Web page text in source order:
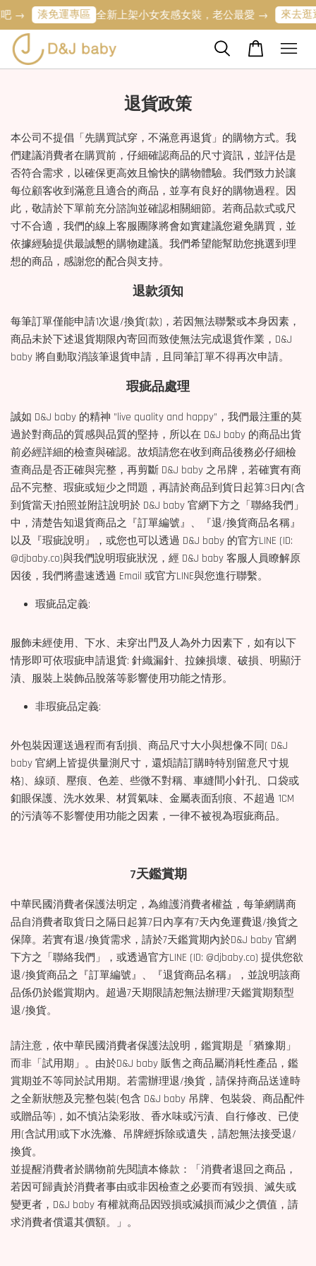
→ 湊免運專區 全新上架小女友感女裝，老公最愛 → 來去逛逛
退貨政策
本公司不提倡「先購買試穿，不滿意再退貨」的購物方式。我
們建議消費者在購買前，仔細確認商品的尺寸資訊，並評估是
否符合需求，以確保更高效且愉快的購物體驗。我們致力於讓
每位顧客收到滿意且適合的商品，並享有良好的購物過程。因
此，敬請於下單前充分諮詢並確認相關細節。若商品款式或尺
寸不合適，我們的線上客服團隊將會如實建議您避免購買，並
依據經驗提供最誠懇的購物建議。我們希望能幫助您挑選到理
想的商品，感謝您的配合與支持。
退款須知
每筆訂單僅能申請1次退/換貨(款)，若因無法聯繫或本身因素，
商品未於下述退貨期限內寄回而致使無法完成退貨作業，D&J
baby 將自動取消該筆退貨申請，且同筆訂單不得再次申請。
瑕疵品處理
誠如 D&J baby 的精神 ”live quality and happy”，我們最注重的莫
過於對商品的質感與品質的堅持，所以在 D&J baby 的商品出貨
前必經詳細的檢查與確認。故煩請您在收到商品後務必仔細檢
查商品是否正確與完整，再剪斷 D&J baby 之吊牌，若確實有商
品不完整、瑕疵或短少之問題，再請於商品到貨日起算3日內(含
到貨當天)拍照並附註說明於 D&J baby 官網下方之「聯絡我們」
中，清楚告知退貨商品之『訂單編號』、『退/換貨商品名稱』
以及『瑕疵說明』，或您也可以透過 D&J baby 的官方LINE (ID:
@djbaby.co)與我們說明瑕疵狀況，經 D&J baby 客服人員瞭解原
因後，我們將盡速透過 Email 或官方LINE與您進行聯繫。
瑕疵品定義:
服飾未經使用、下水、未穿出門及人為外力因素下，如有以下
情形即可依瑕疵申請退貨: 針織漏針、拉鍊損壞、破損、明顯汙
漬、服裝上裝飾品脫落等影響使用功能之情形。
非瑕疵品定義:
外包裝因運送過程而有刮損、商品尺寸大小與想像不同( D&J
baby 官網上皆提供量測尺寸，還煩請訂購時特別留意尺寸規
格)、線頭、壓痕、色差、些微不對稱、車縫間小針孔、口袋或
釦眼保護、洗水效果、材質氣味、金屬表面刮痕、不超過 1CM
的污漬等不影響使用功能之因素，一律不被視為瑕疵商品。
7天鑑賞期
中華民國消費者保護法明定，為維護消費者權益，每筆網購商
品自消費者取貨日之隔日起算7日內享有7天內免運費退/換貨之
保障。若實有退/換貨需求，請於7天鑑賞期內於D&J baby 官網
下方之「聯絡我們」，或透過官方LINE (ID: @djbaby.co) 提供您欲
退/換貨商品之『訂單編號』、『退貨商品名稱』，並說明該商
品係仍於鑑賞期內。超過7天期限請恕無法辦理7天鑑賞期類型
退/換貨。
請注意，依中華民國消費者保護法說明，鑑賞期是「猶豫期」
而非「試用期」。由於D&J baby 販售之商品屬消耗性產品，鑑
賞期並不等同於試用期。若需辦理退/換貨，請保持商品送達時
之全新狀態及完整包裝(包含 D&J baby 吊牌、包裝袋、商品配件
或贈品等)，如不慎沾染彩妝、香水味或污漬、自行修改、已使
用(含試用)或下水洗滌、吊牌經拆除或遺失，請恕無法接受退/
換貨。
並提醒消費者於購物前先閱讀本條款：「消費者退回之商品，
若因可歸責於消費者事由或非因檢查之必要而有毀損、滅失或
變更者，D&J baby 有權就商品因毀損或減損而減少之價值，請
求消費者償還其價額。」。